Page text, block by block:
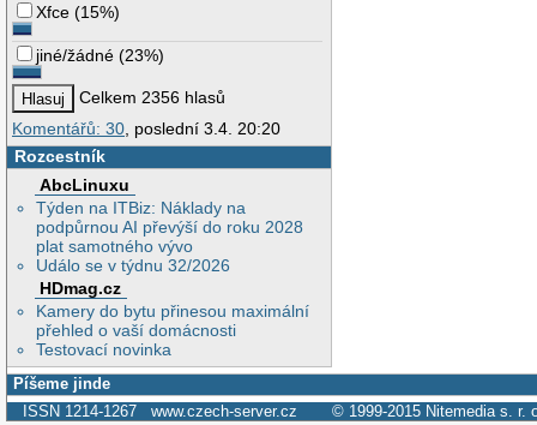
Xfce (15%)
jiné/žádné (23%)
Celkem 2356 hlasů
Komentářů: 30 , poslední 3.4. 20:20
Rozcestník
AbcLinuxu
Týden na ITBiz: Náklady na
podpůrnou AI převýší do roku 2028
plat samotného vývo
Událo se v týdnu 32/2026
HDmag.cz
Kamery do bytu přinesou maximální
přehled o vaší domácnosti
Testovací novinka
Píšeme jinde
ISSN 1214-1267 www.czech-server.cz © 1999-2015 Nitemedia s. r.